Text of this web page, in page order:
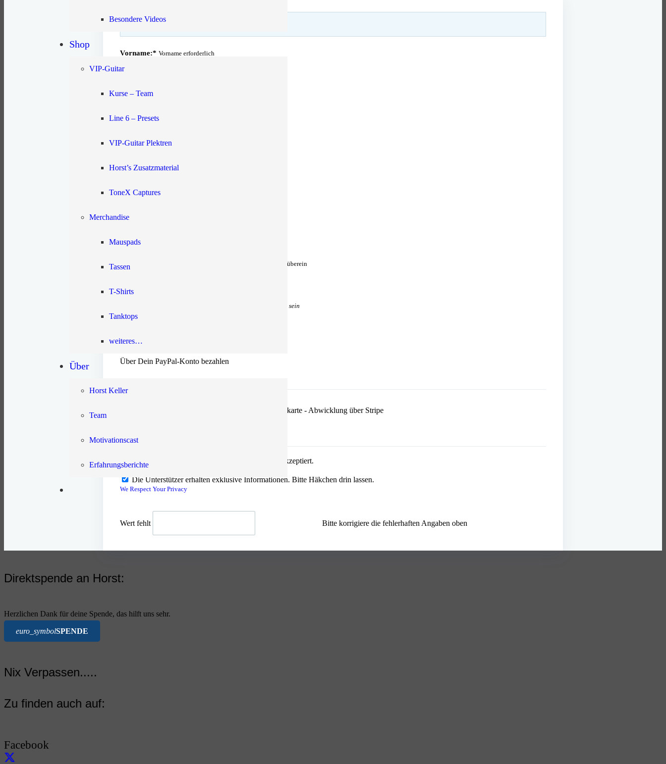
Besondere Videos
Shop
VIP-Guitar
Kurse – Team
Line 6 – Presets
VIP-Guitar Plektren
Horst’s Zusatzmaterial
ToneX Captures
Merchandise
Mauspads
Tassen
T-Shirts
Tanktops
weiteres…
Über
Horst Keller
Team
Motivationscast
Erfahrungsberichte
Bedingungen:
Vorname:* Vorname erforderlich
Nachname:*
Passwort:*
Passwortbestätigung:* Passwortbestätigung stimmt nicht überein
Das Passwort muss mindestens „sehr stark“ sein
Paypal, Lastschrift, Kreditkarte
Über Dein PayPal-Konto bezahlen
Ich habe die gelesen und akzeptiert.
Die Unterstützer erhalten exklusive Informationen. Bitte Häkchen drin lassen.
We Respect Your Privacy
Wert fehlt Bitte korrigiere die fehlerhaften Angaben oben
Direktspende an Horst:
Herzlichen Dank für deine Spende, das hilft uns sehr.
euro_symbolSPENDE
Nix Verpassen.....
Zu finden auch auf:
Facebook